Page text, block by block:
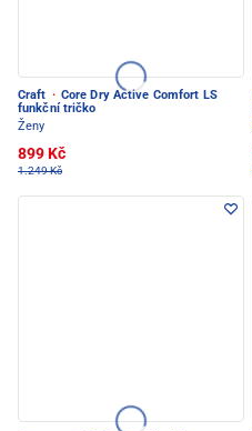
Craft · Core Dry Active Comfort LS
funkční tričko
Ženy
899 Kč
1.249 Kč